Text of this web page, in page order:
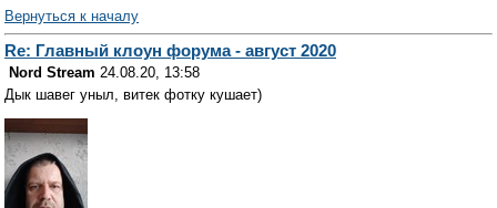
Вернуться к началу
Re: Главный клоун форума - август 2020
Nord Stream 24.08.20, 13:58
Дык шавег уныл, витек фотку кушает)